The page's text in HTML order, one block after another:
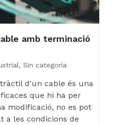
amb terminació
,Sin categoría
d'un cable és una
que hi ha per
modificació, no es pot
a les condicions de